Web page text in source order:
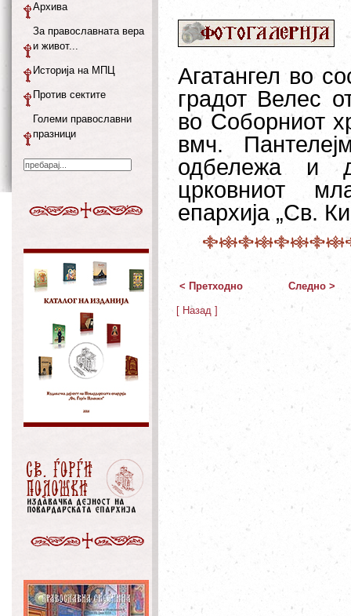
Агатангел во
градот Велес
во Соборниот
вмч.
одбележа и
црковниот
епархија „Св.
< Претходно Следно >
[ Назад ]
Архива
За православната вера
и живот...
Историја на МПЦ
Против сектите
Големи православни
празници